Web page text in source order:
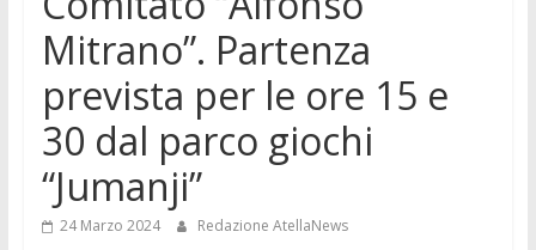
Mitrano”. Partenza
prevista per le ore 15 e
30 dal parco giochi
“Jumanji”
24 Marzo 2024 Redazione AtellaNews